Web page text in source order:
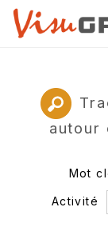
autour
Mot
Activité